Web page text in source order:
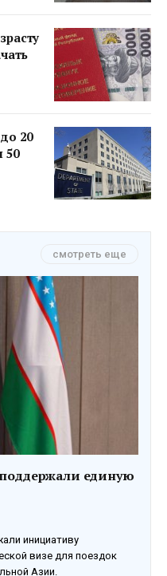
20
50
смотреть еще
единую
инициативу
визе для поездок
Азии.